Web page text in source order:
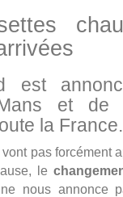
est
et de
la France.
pas forcément
le
nous annonce